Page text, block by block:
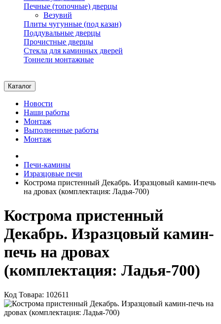
Печные (топочные) дверцы
Везувий
Плиты чугунные (под казан)
Поддувальные дверцы
Прочистные дверцы
Стекла для каминных дверей
Тоннели монтажные
Каталог
Новости
Наши работы
Монтаж
Выполненные работы
Монтаж
Печи-камины
Изразцовые печи
Кострома пристенный Декабрь. Изразцовый камин-печь
на дровах (комплектация: Ладья-700)
Кострома пристенный
Декабрь. Изразцовый камин-
печь на дровах
(комплектация: Ладья-700)
Код Товара: 102611